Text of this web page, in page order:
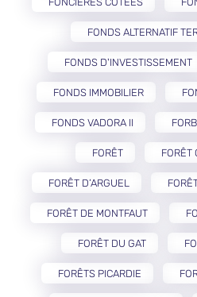
FONDS ALTERNATIF
FONDS D'INVESTISSEMENT
FONDS IMMOBILIER
FONDS VADORA II
FORÊT FORÊT
FORÊT D’ARGUEL
FORÊT DE MONTFAUT
FORÊT DU GAT
FORÊTS PICARDIE